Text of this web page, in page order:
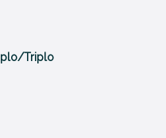
triplo